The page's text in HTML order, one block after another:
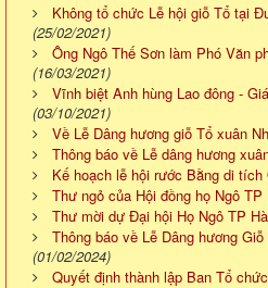
Không tổ chức Lễ hội giỗ Tổ tại
(25/02/2021)
Ông Ngô Thế Sơn làm Phó Văn
(16/03/2021)
Vĩnh biệt Anh hùng Lao đông -
(03/10/2021)
Về Lễ Dâng hương giỗ Tổ xuân
Thông báo về Lễ dâng hương
Kế hoạch lễ hội rước Bằng di
Thư ngỏ của Hội đồng họ Ngô TP
Thư mời dự Đại hội Họ Ngô TP
Thông báo về Lễ Dâng hương
(01/02/2024)
Quyết định thành lập Ban Tổ